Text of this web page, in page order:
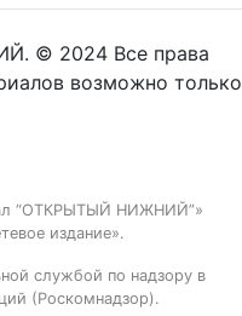
© 2024 Все права
возможно только
“ОТКРЫТЫЙ НИЖНИЙ”»
издание».
службой по надзору в
(Роскомнадзор).